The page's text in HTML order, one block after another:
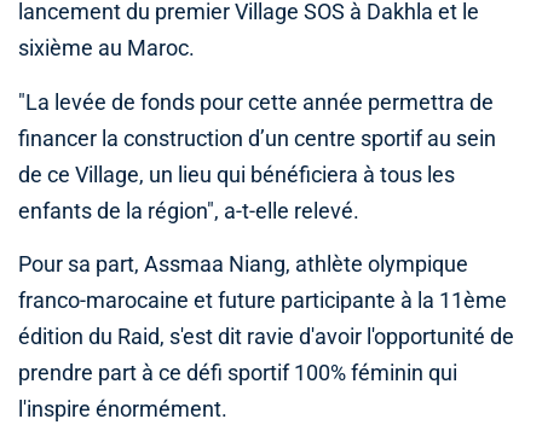
lancement du premier Village SOS à Dakhla et le
sixième au Maroc.
"La levée de fonds pour cette année permettra de
financer la construction d’un centre sportif au sein
de ce Village, un lieu qui bénéficiera à tous les
enfants de la région", a-t-elle relevé.
Pour sa part, Assmaa Niang, athlète olympique
franco-marocaine et future participante à la 11ème
édition du Raid, s'est dit ravie d'avoir l'opportunité de
prendre part à ce défi sportif 100% féminin qui
l'inspire énormément.